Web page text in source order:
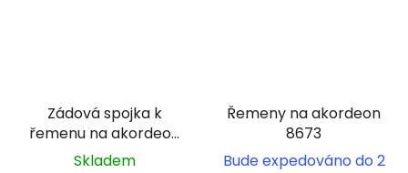
Zádová spojka k
řemenu na akordeon
8653/45
Skladem
Řemeny na akordeon
8673
Bude expedováno do 2